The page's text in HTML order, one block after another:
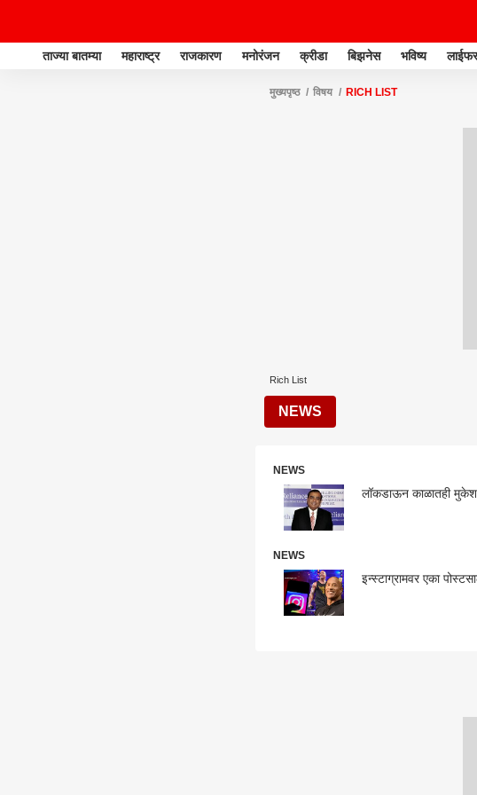
ताज्या बातम्या महाराष्ट्र राजकारण मनोरंजन क्रीडा बिझनेस भविष्य
मुख्यपृष्ठ विषय RICH LIST
Rich List
NEWS
NEWS
लॉकडाऊन काळातही मुकेश
NEWS
इन्स्टाग्रामवर एका